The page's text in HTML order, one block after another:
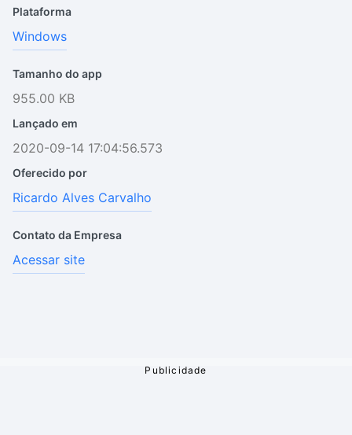
Plataforma
Windows
Tamanho do app
955.00 KB
Lançado em
2020-09-14 17:04:56.573
Oferecido por
Ricardo Alves Carvalho
Contato da Empresa
Acessar site